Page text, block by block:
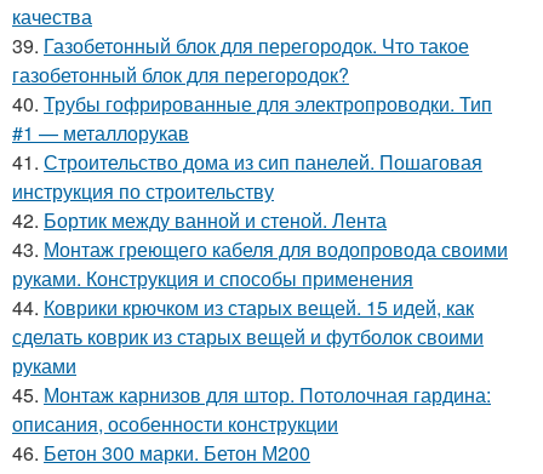
качества
39. Газобетонный блок для перегородок. Что такое
газобетонный блок для перегородок?
40. Трубы гофрированные для электропроводки. Тип
#1 — металлорукав
41. Строительство дома из сип панелей. Пошаговая
инструкция по строительству
42. Бортик между ванной и стеной. Лента
43. Монтаж греющего кабеля для водопровода своими
руками. Конструкция и способы применения
44. Коврики крючком из старых вещей. 15 идей, как
сделать коврик из старых вещей и футболок своими
руками
45. Монтаж карнизов для штор. Потолочная гардина:
описания, особенности конструкции
46. Бетон 300 марки. Бетон М200